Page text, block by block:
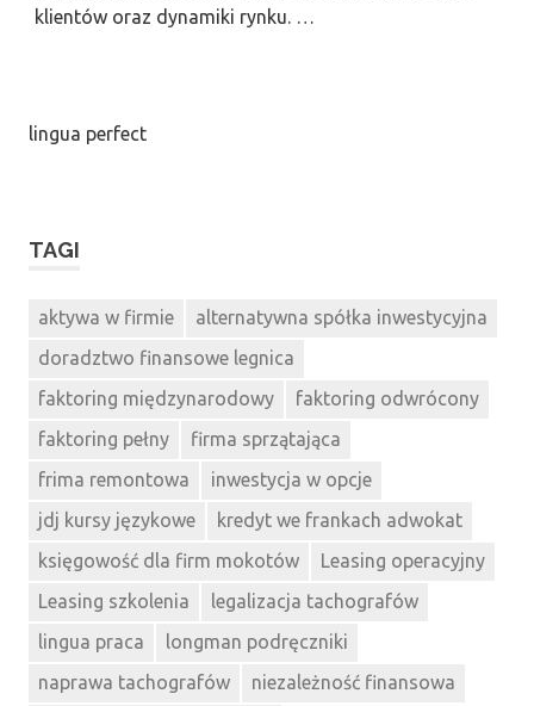
klientów oraz dynamiki rynku. …
lingua perfect
TAGI
aktywa w firmie
alternatywna spółka inwestycyjna
doradztwo finansowe legnica
faktoring międzynarodowy
faktoring odwrócony
faktoring pełny
firma sprzątająca
frima remontowa
inwestycja w opcje
jdj kursy językowe
kredyt we frankach adwokat
księgowość dla firm mokotów
Leasing operacyjny
Leasing szkolenia
legalizacja tachografów
lingua praca
longman podręczniki
naprawa tachografów
niezależność finansowa